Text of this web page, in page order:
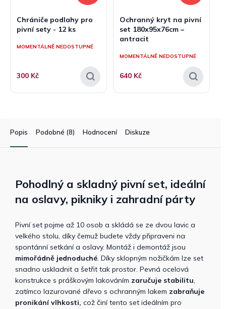
Chrániče podlahy pro
pivní sety - 12 ks
MOMENTÁLNĚ NEDOSTUPNÉ
300 Kč
Ochranný kryt na pivní
set 180x95x76cm –
antracit
MOMENTÁLNĚ NEDOSTUPNÉ
640 Kč
Popis Podobné (8) Hodnocení Diskuze
Pohodlný a skladný pivní set, ideální
na oslavy, pikniky i zahradní párty
Pivní set pojme až 10 osob a skládá se ze dvou lavic a
velkého stolu, díky čemuž budete vždy připraveni na
spontánní setkání a oslavy. Montáž i demontáž jsou
mimořádně jednoduché. Díky sklopným nožičkám lze set
snadno uskladnit a šetřit tak prostor. Pevná ocelová
konstrukce s práškovým lakováním zaručuje stabilitu,
zatímco lazurované dřevo s ochranným lakem zabraňuje
pronikání vlhkosti, což činí tento set ideálním pro